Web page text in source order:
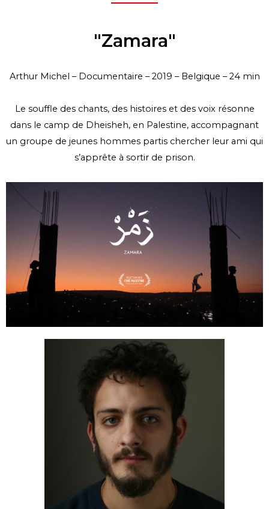
"Zamara"
Arthur Michel – Documentaire – 2019 – Belgique – 24 min
Le souffle des chants, des histoires et des voix résonne
dans le camp de Dheisheh, en Palestine, accompagnant
un groupe de jeunes hommes partis chercher leur ami qui
s’apprête à sortir de prison.